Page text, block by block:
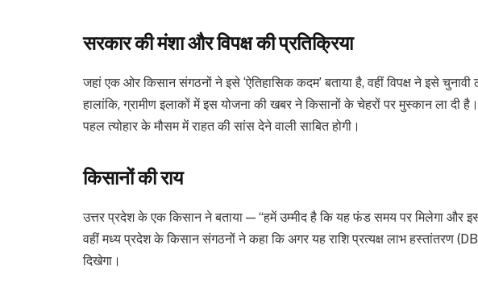
सरकार की मंशा और विपक्ष की प्रतिक्रिया
जहां एक ओर किसान संगठनों ने इसे ‘ऐतिहासिक कदम’ बताया है, वहीं विपक्ष ने इसे
हालांकि, ग्रामीण इलाकों में इस योजना की खबर ने किसानों के चेहरों पर मुस्कान ला दी
पहल त्योहार के मौसम में राहत की सांस देने वाली साबित होगी।
किसानों की राय
उत्तर प्रदेश के एक किसान ने बताया — “हमें उम्मीद है कि यह फंड समय पर मिलेगा और
वहीं मध्य प्रदेश के किसान संगठनों ने कहा कि अगर यह राशि प्रत्यक्ष लाभ हस्तांतरण
दिखेगा।